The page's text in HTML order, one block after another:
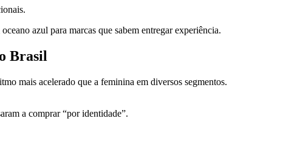
azul para marcas que sabem entregar experiência.
Brasil
mais acelerado que a feminina em diversos segmentos.
a comprar “por identidade”.